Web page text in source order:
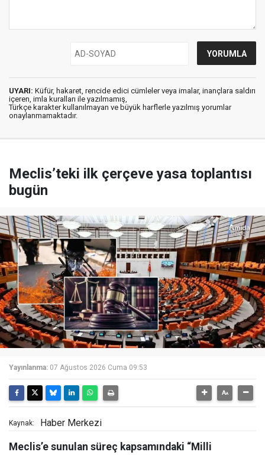
UYARI: Küfür, hakaret, rencide edici cümleler veya imalar, inançlara saldırı
içeren, imla kuralları ile yazılmamış,
Türkçe karakter kullanılmayan ve büyük harflerle yazılmış yorumlar
onaylanmamaktadır.
Meclis’teki ilk çerçeve yasa toplantısı
bugün
Yayınlanma: 07 Ağustos 2026 Cuma 09:53
Kaynak: Haber Merkezi
Meclis’e sunulan süreç kapsamındaki “Milli